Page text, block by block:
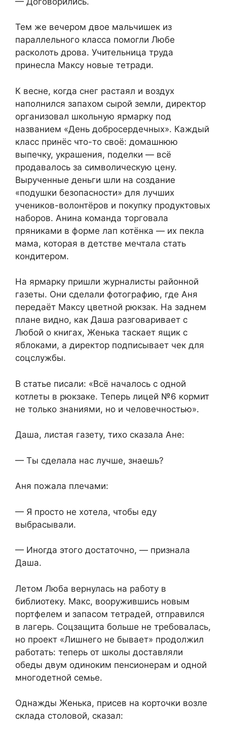
Тем же вечером двое мальчишек из
параллельного класса помогли Любе
расколоть дрова. Учительница труда
принесла Максу новые тетради.
К весне, когда снег растаял и воздух
наполнился запахом сырой земли, директор
организовал школьную ярмарку под
названием «День добросердечных». Каждый
класс принёс что-то своё: домашнюю
выпечку, украшения, поделки — всё
продавалось за символическую цену.
Вырученные деньги шли на создание
«подушки безопасности» для лучших
учеников-волонтёров и покупку продуктовых
наборов. Анина команда торговала
пряниками в форме лап котёнка — их пекла
мама, которая в детстве мечтала стать
кондитером.
На ярмарку пришли журналисты районной
газеты. Они сделали фотографию, где Аня
передаёт Максу цветной рюкзак. На заднем
плане видно, как Даша разговаривает с
Любой о книгах, Женька таскает ящик с
яблоками, а директор подписывает чек для
соцслужбы.
В статье писали: «Всё началось с одной
котлеты в рюкзаке. Теперь лицей №6 кормит
не только знаниями, но и человечностью».
Даша, листая газету, тихо сказала Ане:
— Ты сделала нас лучше, знаешь?
Аня пожала плечами:
— Я просто не хотела, чтобы еду
выбрасывали.
— Иногда этого достаточно, — признала
Даша.
Летом Люба вернулась на работу в
библиотеку. Макс, вооружившись новым
портфелем и запасом тетрадей, отправился
в лагерь. Соцзащита больше не требовалась,
но проект «Лишнего не бывает» продолжил
работать: теперь от школы доставляли
обеды двум одиноким пенсионерам и одной
многодетной семье.
Однажды Женька, присев на корточки возле
склада столовой, сказал: